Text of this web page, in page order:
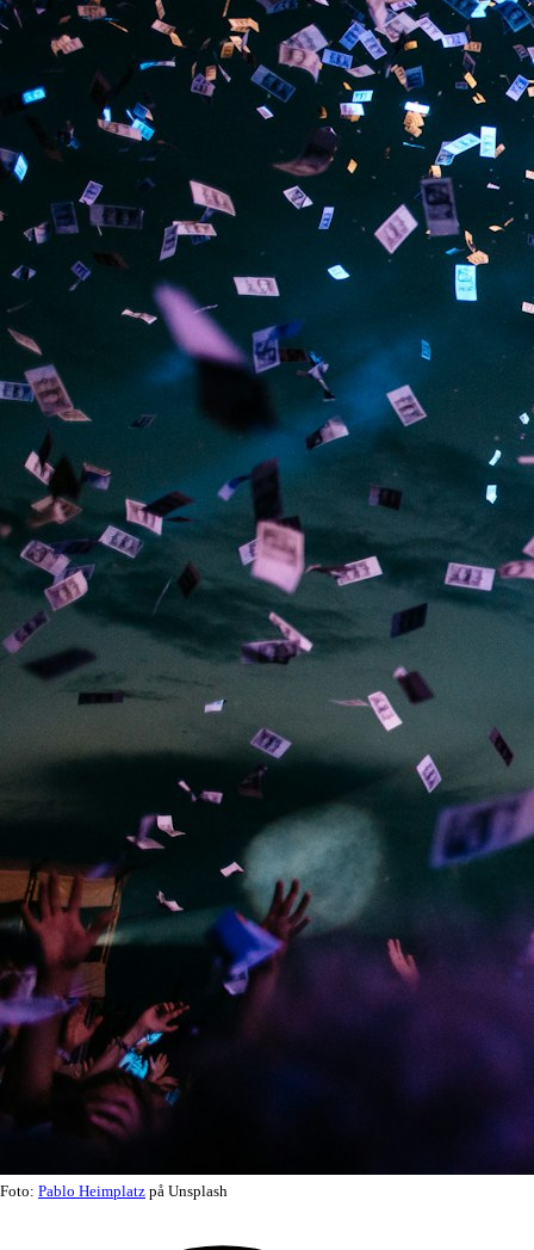
Foto: Pablo Heimplatz på Unsplash